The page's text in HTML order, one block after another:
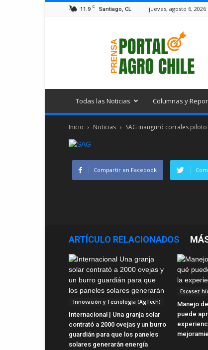
11.9 C Santiago, CL jueves, agosto 6, 2026
Todas las Noticias Columnas y
Inicio Noticias SAG inauguró corrales
Compartir en Facebook
ARTÍCULO RELACIONADOS
Innovación y Tecnología (AgTech)
Internacional | Una granja solar
contrató a 2000 ovejas y un burro
guardián para que los paneles
solares generarán energía
Escasez
Manejo
puede